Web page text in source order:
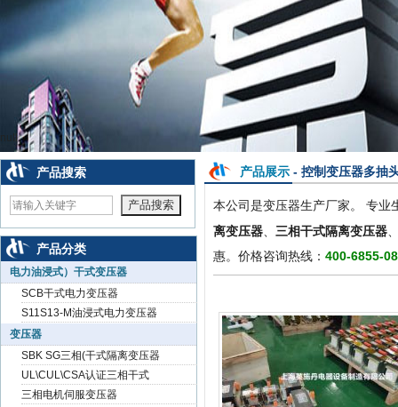
null
null
null
null 产品搜索
产品分类
电力油浸式）干式变压器
SCB干式电力变压器
S11S13-M油浸式电力变压器
变压器
SBK SG三相(干式隔离变压器
UL\CUL\CSA认证三相干式
三相电机伺服变压器
产品展示 - 控制变压器多抽
本公司是变压器生产厂家。 专业
离变压器
三相干式隔离变压器
惠。价格咨询热线： 400-6855-